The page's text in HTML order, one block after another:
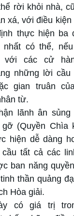
rời khỏi nhà,
xá, với điều kiện
thực hiện ba
có thể,
với các cử
những lời cầu
gian truân
từ.
lãnh ân sủng
gỡ (Quyền Chìa
hiện dễ dàng
tất cả các
ban năng
thần quảng
Hòa giải.
có giá trị